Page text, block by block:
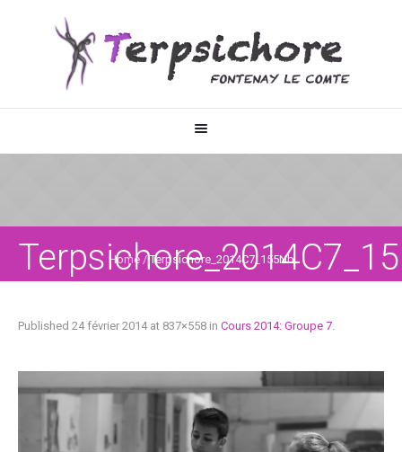
Home /Terpsichore_2014C7_155Nb
Published 24 février 2014at 837×558 in Cours 2014: Groupe 7.